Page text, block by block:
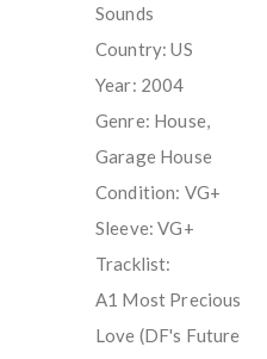
Sounds
Country: US
Year: 2004
Genre: House,
Garage House
Condition: VG+
Sleeve: VG+
Tracklist:
A1 Most Precious
Love (DF's Future